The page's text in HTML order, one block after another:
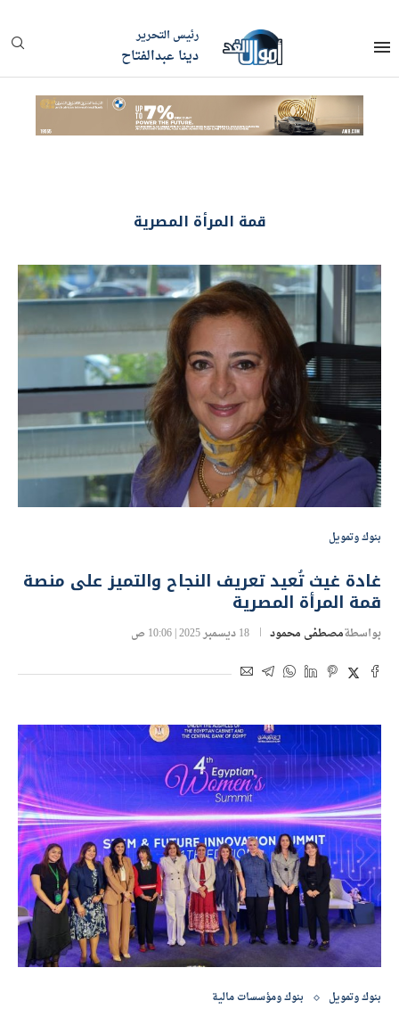
رئيس التحرير
دينا عبدالفتاح
قمة المرأة المصرية
بنوك وتمويل
غادة غيث تُعيد تعريف النجاح والتميز على منصة
قمة المرأة المصرية
بواسطةمصطفى محمود 18 ديسمبر 2025 | 10:06 ص
بنوك وتمويل بنوك ومؤسسات مالية